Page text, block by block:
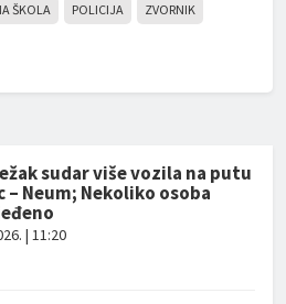
ŠKOLA POLICIJA ZVORNIK
sudar više vozila na putu
– Neum; Nekoliko osoba
| 11:20